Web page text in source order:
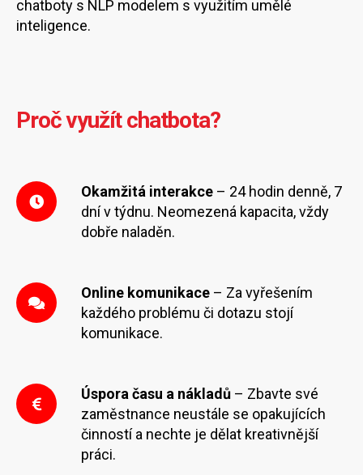
chatboty s NLP modelem s využitím umělé
inteligence.
Proč využít chatbota?
Okamžitá interakce – 24 hodin denně, 7
dní v týdnu. Neomezená kapacita, vždy
dobře naladěn.
Online komunikace – Za vyřešením
každého problému či dotazu stojí
komunikace.
Úspora času a nákladů – Zbavte své
zaměstnance neustále se opakujících
činností a nechte je dělat kreativnější
práci.